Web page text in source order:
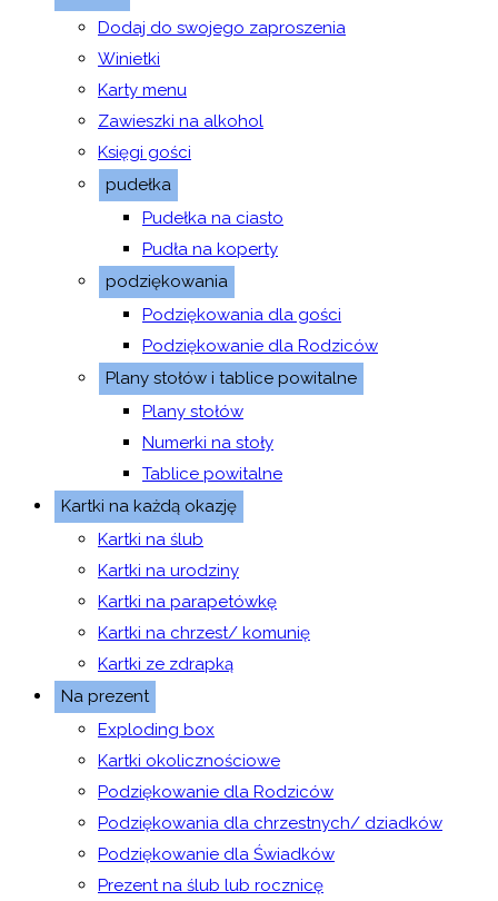
Dodaj do swojego zaproszenia
Winietki
Karty menu
Zawieszki na alkohol
Księgi gości
pudełka
Pudełka na ciasto
Pudła na koperty
podziękowania
Podziękowania dla gości
Podziękowanie dla Rodziców
Plany stołów i tablice powitalne
Plany stołów
Numerki na stoły
Tablice powitalne
Kartki na każdą okazję
Kartki na ślub
Kartki na urodziny
Kartki na parapetówkę
Kartki na chrzest/ komunię
Kartki ze zdrapką
Na prezent
Exploding box
Kartki okolicznościowe
Podziękowanie dla Rodziców
Podziękowania dla chrzestnych/ dziadków
Podziękowanie dla Świadków
Prezent na ślub lub rocznicę